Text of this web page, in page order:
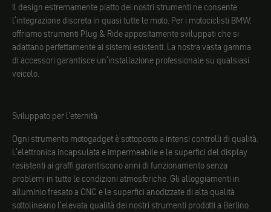
Il design estremamente piatto dei nostri strumenti ne consente
l'integrazione discreta in quasi tutte le moto. Per i motociclisti BMW,
offriamo strumenti Plug & Ride appositamente sviluppati che si
adattano perfettamente ai sistemi esistenti. La nostra vasta gamma
di accessori garantisce un'installazione professionale su qualsiasi
veicolo.
Sviluppato per l'eternità
Ogni strumento motogadget è sottoposto a intensi controlli di qualità.
L'elettronica incapsulata e impermeabile e le superfici del display
resistenti ai graffi garantiscono anni di funzionamento senza
problemi in tutte le condizioni atmosferiche. Gli alloggiamenti in
alluminio fresato a CNC e le superfici anodizzate di alta qualità
sottolineano l'elevata qualità dei nostri strumenti prodotti a Berlino.